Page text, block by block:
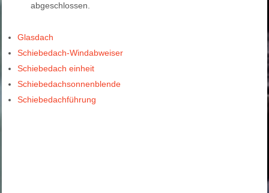
abgeschlossen.
Glasdach
Schiebedach-Windabweiser
Schiebedach einheit
Schiebedachsonnenblende
Schiebedachführung